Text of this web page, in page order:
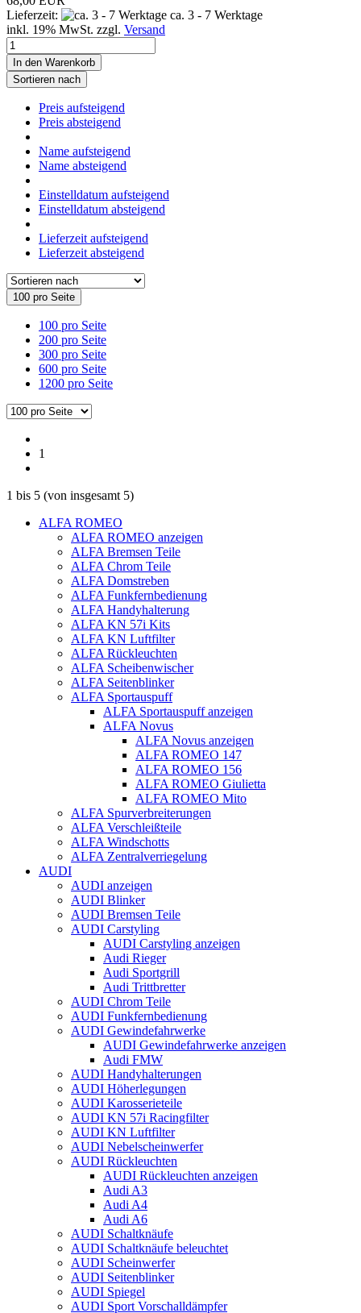
Lieferzeit:
ca. 3 - 7 Werktage
inkl. 19% MwSt. zzgl. Versand
In den Warenkorb
Sortieren nach
Preis aufsteigend
Preis absteigend
Name aufsteigend
Name absteigend
Einstelldatum aufsteigend
Einstelldatum absteigend
Lieferzeit aufsteigend
Lieferzeit absteigend
100 pro Seite
100 pro Seite
200 pro Seite
300 pro Seite
600 pro Seite
1200 pro Seite
1
1 bis 5 (von insgesamt 5)
ALFA ROMEO
ALFA ROMEO anzeigen
ALFA Bremsen Teile
ALFA Chrom Teile
ALFA Domstreben
ALFA Funkfernbedienung
ALFA Handyhalterung
ALFA KN 57i Kits
ALFA KN Luftfilter
ALFA Rückleuchten
ALFA Scheibenwischer
ALFA Seitenblinker
ALFA Sportauspuff
ALFA Sportauspuff anzeigen
ALFA Novus
ALFA Novus anzeigen
ALFA ROMEO 147
ALFA ROMEO 156
ALFA ROMEO Giulietta
ALFA ROMEO Mito
ALFA Spurverbreiterungen
ALFA Verschleißteile
ALFA Windschotts
ALFA Zentralverriegelung
AUDI
AUDI anzeigen
AUDI Blinker
AUDI Bremsen Teile
AUDI Carstyling
AUDI Carstyling anzeigen
Audi Rieger
Audi Sportgrill
Audi Trittbretter
AUDI Chrom Teile
AUDI Funkfernbedienung
AUDI Gewindefahrwerke
AUDI Gewindefahrwerke anzeigen
Audi FMW
AUDI Handyhalterungen
AUDI Höherlegungen
AUDI Karosserieteile
AUDI KN 57i Racingfilter
AUDI KN Luftfilter
AUDI Nebelscheinwerfer
AUDI Rückleuchten
AUDI Rückleuchten anzeigen
Audi A3
Audi A4
Audi A6
AUDI Schaltknäufe
AUDI Schaltknäufe beleuchtet
AUDI Scheinwerfer
AUDI Seitenblinker
AUDI Spiegel
AUDI Sport Vorschalldämpfer